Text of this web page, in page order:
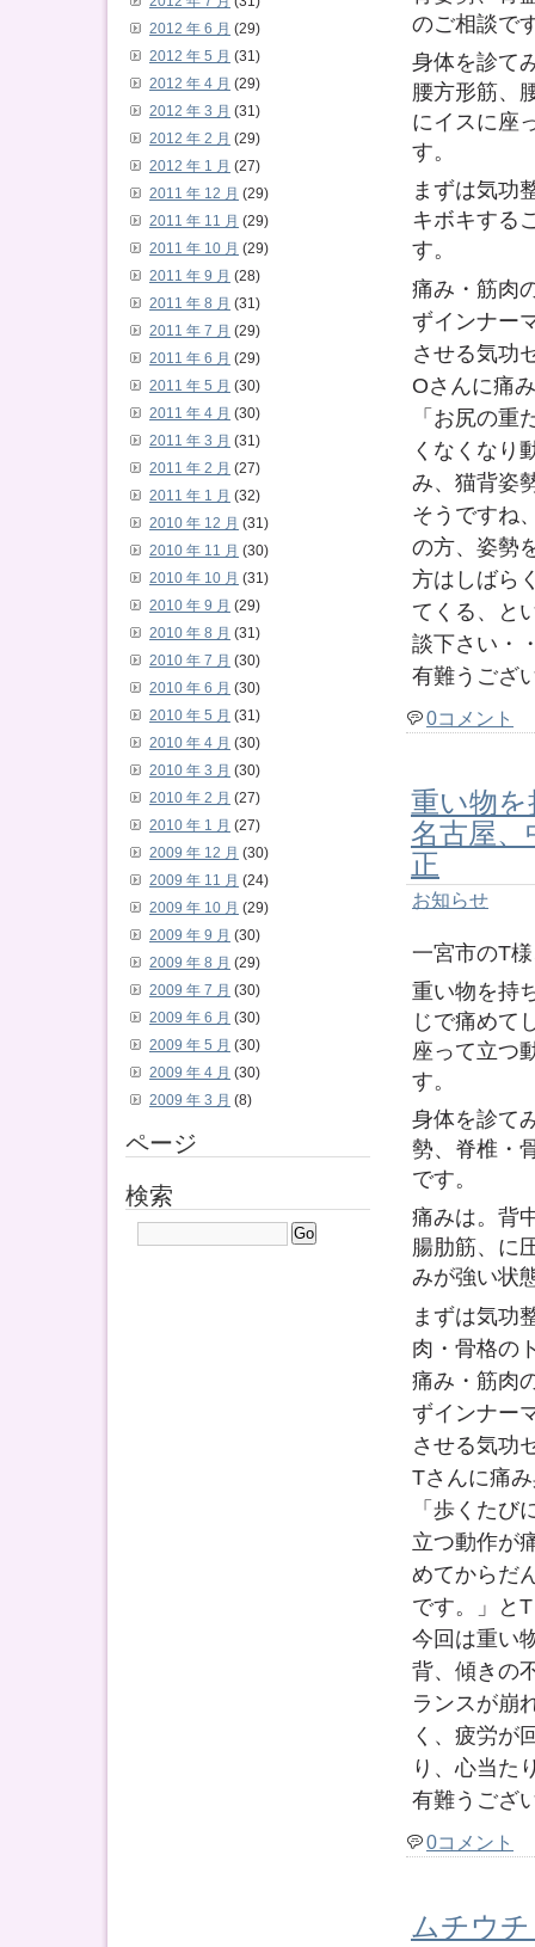
のご相談で
身体を診て
腰方形筋、
にイスに座
す。
まずは気功
キボキする
す。
痛み・筋肉
ずインナー
させる気功
Oさんに痛
「お尻の
くなくなり
み、猫背姿
そうですね
の方、姿勢
方はしばら
てくる、と
談下さい・
有難うござ
0コメント
重い物
名古屋
正
お知らせ
一宮市のT
重い物を持
じで痛めて
座って立つ
す。
身体を診て
勢、脊椎・
です。
痛みは。背
腸肋筋、に
みが強い状
まずは気功
肉・骨格の
痛み・筋肉
ずインナー
させる気功
Tさんに痛
「歩くた
立つ動作が
めてからだ
です。」と
今回は重い
背、傾きの
ランスが崩
く、疲労が
り、心当た
有難うござ
0コメント
ムチウ
2012 年 6 月 (29)
2012 年 5 月 (31)
2012 年 4 月 (29)
2012 年 3 月 (31)
2012 年 2 月 (29)
2012 年 1 月 (27)
2011 年 12 月 (29)
2011 年 11 月 (29)
2011 年 10 月 (29)
2011 年 9 月 (28)
2011 年 8 月 (31)
2011 年 7 月 (29)
2011 年 6 月 (29)
2011 年 5 月 (30)
2011 年 4 月 (30)
2011 年 3 月 (31)
2011 年 2 月 (27)
2011 年 1 月 (32)
2010 年 12 月 (31)
2010 年 11 月 (30)
2010 年 10 月 (31)
2010 年 9 月 (29)
2010 年 8 月 (31)
2010 年 7 月 (30)
2010 年 6 月 (30)
2010 年 5 月 (31)
2010 年 4 月 (30)
2010 年 3 月 (30)
2010 年 2 月 (27)
2010 年 1 月 (27)
2009 年 12 月 (30)
2009 年 11 月 (24)
2009 年 10 月 (29)
2009 年 9 月 (30)
2009 年 8 月 (29)
2009 年 7 月 (30)
2009 年 6 月 (30)
2009 年 5 月 (30)
2009 年 4 月 (30)
2009 年 3 月 (8)
ページ
検索